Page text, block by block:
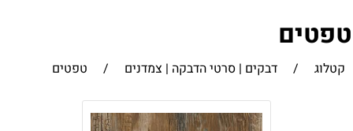
קטלוג / דבקים | סרטי הדבקה | צמדנים / טפטים